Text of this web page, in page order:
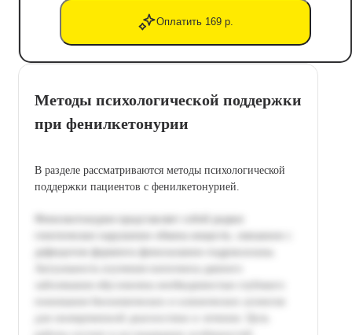
Оплатить 169 р.
Методы психологической поддержки
при фенилкетонурии
В разделе рассматриваются методы психологической
поддержки пациентов с фенилкетонурией.